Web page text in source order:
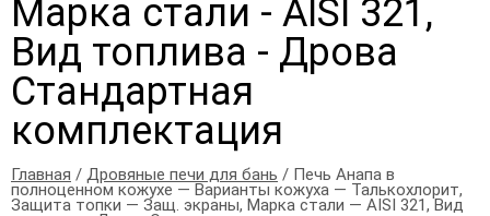
Марка стали - AISI 321,
Вид топлива - Дрова
Стандартная
комплектация
Главная / Дровяные печи для бань / Печь Анапа в
полноценном кожухе — Варианты кожуха — Талькохлорит,
Защита топки — Защ. экраны, Марка стали — AISI 321, Вид